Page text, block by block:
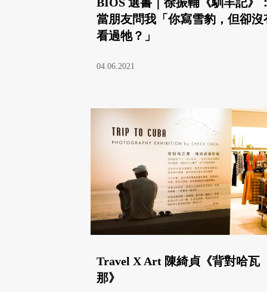
當朋友問我「你寫雪豹，但卻沒
看過牠？」
04.06.2021
Travel X Art 陳綺貞《背對哈瓦
那》